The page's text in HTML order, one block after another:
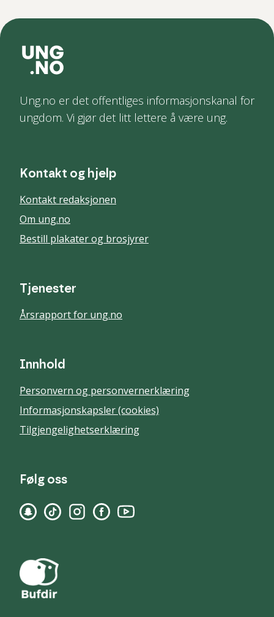
Ung.no er det offentliges informasjonskanal for
ungdom. Vi gjør det litt lettere å være ung.
Kontakt og hjelp
Kontakt redaksjonen
Om ung.no
Bestill plakater og brosjyrer
Tjenester
Årsrapport for ung.no
Innhold
Personvern og personvernerklæring
Informasjonskapsler (cookies)
Tilgjengelighetserklæring
Følg oss